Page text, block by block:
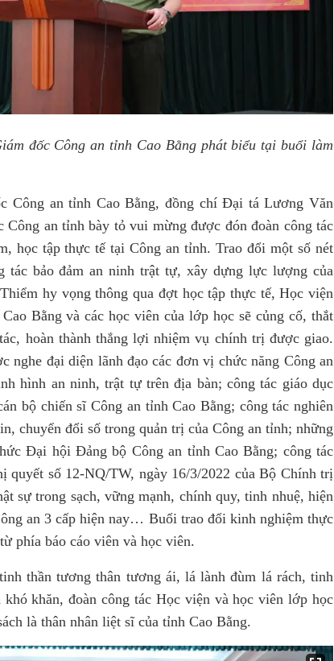
đốc Công an tỉnh Cao Bằng phát biểu tại buổi làm
an tỉnh Cao Bằng, đồng chí Đại tá Lương Văn
Công an tỉnh bày tỏ vui mừng được đón đoàn công tác
học tập thực tế tại Công an tỉnh. Trao đổi một số nét
tác bảo đảm an ninh trật tự, xây dựng lực lượng của
hy vọng thông qua đợt học tập thực tế, Học viện
Bằng và các học viên của lớp học sẽ củng cố, thắt
hoàn thành thắng lợi nhiệm vụ chính trị được giao.
nghe đại diện lãnh đạo các đơn vị chức năng Công an
hình an ninh, trật tự trên địa bàn; công tác giáo dục
bộ chiến sĩ Công an tỉnh Cao Bằng; công tác nghiên
chuyển đổi số trong quản trị của Công an tỉnh; những
Đại hội Đảng bộ Công an tỉnh Cao Bằng; công tác
số 12-NQ/TW, ngày 16/3/2022 của Bộ Chính trị
sự trong sạch, vững mạnh, chính quy, tinh nhuệ, hiện
an 3 cấp hiện nay… Buổi trao đổi kinh nghiệm thực
phía báo cáo viên và học viên.
thần tương thân tương ái, lá lành đùm lá rách, tinh
khó khăn, đoàn công tác Học viện và học viên lớp học
là thân nhân liệt sĩ của tỉnh Cao Bằng.